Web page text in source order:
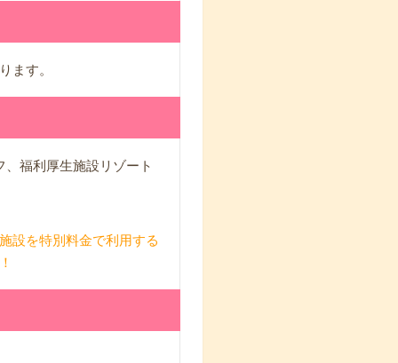
ます。
福利厚生施設リゾート
設を特別料金で利用する